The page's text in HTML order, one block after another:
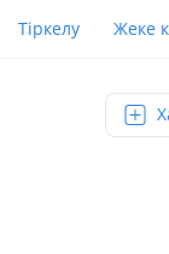
Тіркелу Жеке